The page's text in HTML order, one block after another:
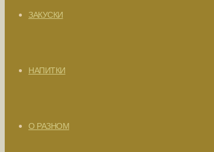
ЗАКУСКИ
НАПИТКИ
О РАЗНОМ